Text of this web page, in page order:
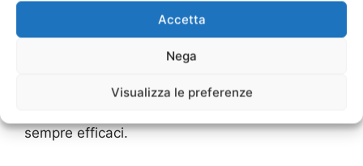
Accetta
Nega
Visualizza le preferenze
Un’altra opzione naturale per allontanare i
che emettono suoni forti e fastidiosi per gli
Questi metodi possono essere efficaci, ma
sempre efficaci.